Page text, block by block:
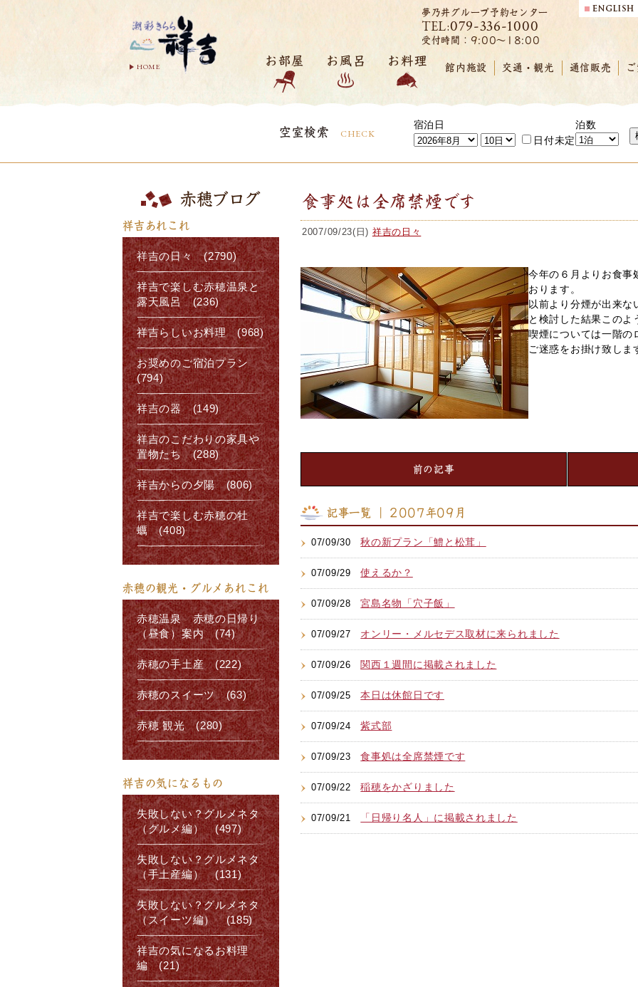
HOME
夢乃井グループ予約センター
TEL:079-336-1000
受付時間：9:00～18:00
お部屋 お風呂 お料理
館内施設 交通・観光 通信販売
空室検索 CHECK
宿泊日
日付未定
泊数
食事処は全席禁煙です
2007/09/23(日) 祥吉の日々
今年の６月よりお食事
おります。
以前より分煙が出来な
と検討した結果このよ
喫煙については一階の
ご迷惑をお掛け致しま
前の記事
記事一覧 ｜ 2007年09月
07/09/30秋の新プラン「鱧と松茸」
07/09/29使えるか？
07/09/28宮島名物「穴子飯」
07/09/27 オンリー・メルセデス取材に来られました
07/09/26 関西１週間に掲載されました
07/09/25本日は休館日です
07/09/24紫式部
07/09/23食事処は全席禁煙です
07/09/22稲穂をかざりました
07/09/21 「日帰り名人」に掲載されました
赤穂ブログ
祥吉あれこれ
祥吉の日々 (2790)
祥吉で楽しむ赤穂温泉と
露天風呂 (236)
祥吉らしいお料理 (968)
お奨めのご宿泊プラン
(794)
祥吉の器 (149)
祥吉のこだわりの家具や
置物たち (288)
祥吉からの夕陽 (806)
祥吉で楽しむ赤穂の牡
蠣 (408)
赤穂の観光・グルメあれこれ
赤穂温泉 赤穂の日帰り
（昼食）案内 (74)
赤穂の手土産 (222)
赤穂のスイーツ (63)
赤穂 観光 (280)
祥吉の気になるもの
失敗しない？グルメネタ
（グルメ編） (497)
失敗しない？グルメネタ
（手土産編） (131)
失敗しない？グルメネタ
（スイーツ編） (185)
祥吉の気になるお料理
編 (21)